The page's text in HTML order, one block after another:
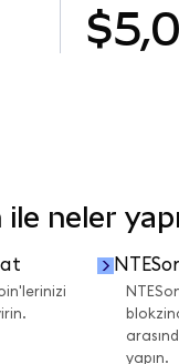
neler
yapın.